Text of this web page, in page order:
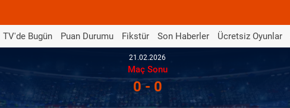
TV'de Bugün Puan Durumu Fikstür Son Haberler Ücretsiz Oyunlar
21.02.2026
Maç Sonu
0 - 0